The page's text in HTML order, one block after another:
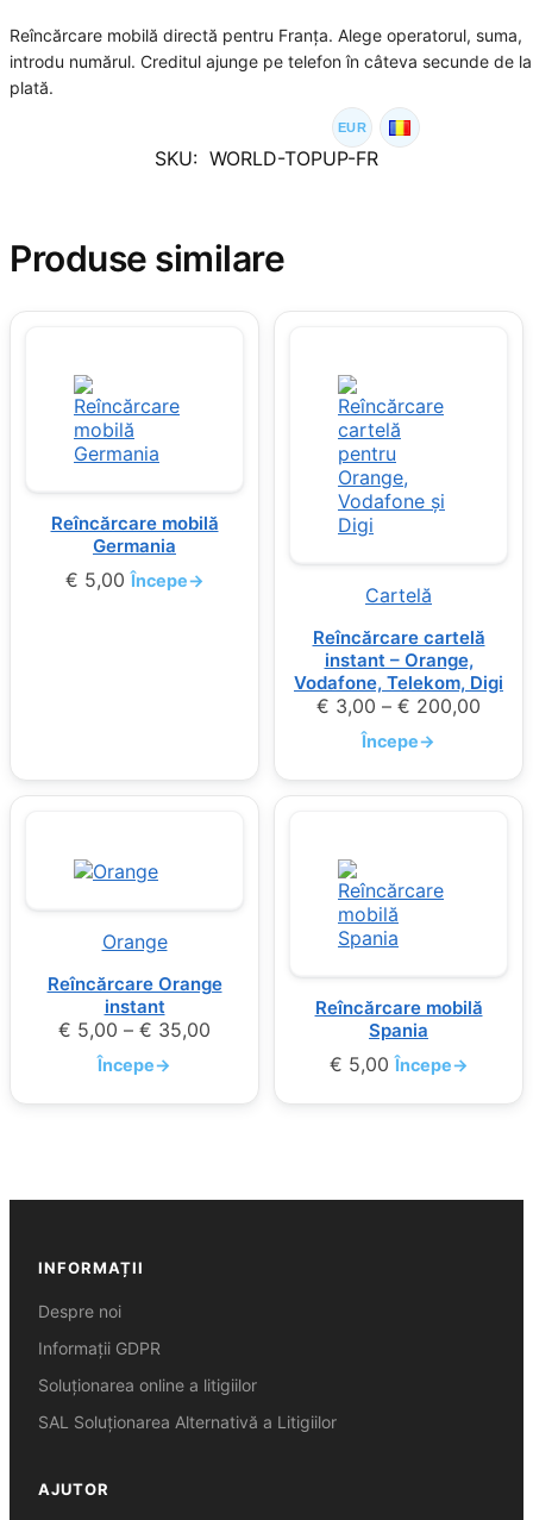
EUR
Reîncărcare mobilă directă pentru Franța. Alege operatorul, suma,
introdu numărul. Creditul ajunge pe telefon în câteva secunde de la
plată.
SKU: WORLD-TOPUP-FR
Produse similare
Reîncărcare mobilă
Germania
€ 5,00 Începe→
Cartelă
Reîncărcare cartelă
instant – Orange,
Vodafone, Telekom, Digi
€ 3,00 – € 200,00
Începe→
Orange
Reîncărcare Orange
instant
€ 5,00 – € 35,00
Începe→
Reîncărcare mobilă
Spania
€ 5,00 Începe→
INFORMAȚII
Despre noi
Informații GDPR
Soluționarea online a litigiilor
SAL Soluționarea Alternativă a Litigiilor
AJUTOR